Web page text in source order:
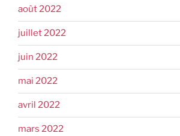
août 2022
juillet 2022
juin 2022
mai 2022
avril 2022
mars 2022